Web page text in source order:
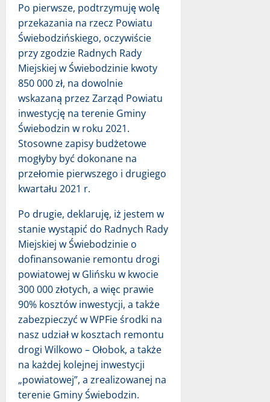
Po pierwsze, podtrzymuję wolę
przekazania na rzecz Powiatu
Świebodzińskiego, oczywiście
przy zgodzie Radnych Rady
Miejskiej w Świebodzinie kwoty
850 000 zł, na dowolnie
wskazaną przez Zarząd Powiatu
inwestycję na terenie Gminy
Świebodzin w roku 2021.
Stosowne zapisy budżetowe
mogłyby być dokonane na
przełomie pierwszego i drugiego
kwartału 2021 r.
Po drugie, deklaruję, iż jestem w
stanie wystąpić do Radnych Rady
Miejskiej w Świebodzinie o
dofinansowanie remontu drogi
powiatowej w Glińsku w kwocie
300 000 złotych, a więc prawie
90% kosztów inwestycji, a także
zabezpieczyć w WPFie środki na
nasz udział w kosztach remontu
drogi Wilkowo – Ołobok, a także
na każdej kolejnej inwestycji
„powiatowej”, a zrealizowanej na
terenie Gminy Świebodzin.